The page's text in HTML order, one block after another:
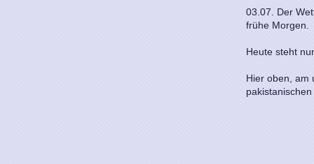
03.07. Der
frühe Morgen.
Heute steht
Hier oben, am